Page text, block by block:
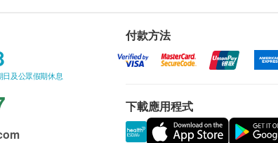
及公眾假期休息
付款方法
下載應用程式